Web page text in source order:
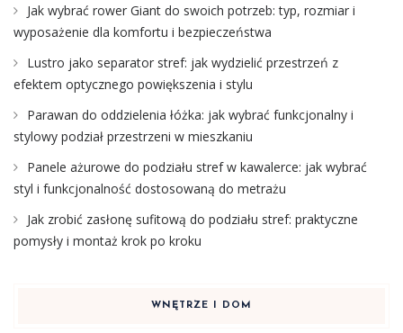
Jak wybrać rower Giant do swoich potrzeb: typ, rozmiar i
wyposażenie dla komfortu i bezpieczeństwa
Lustro jako separator stref: jak wydzielić przestrzeń z
efektem optycznego powiększenia i stylu
Parawan do oddzielenia łóżka: jak wybrać funkcjonalny i
stylowy podział przestrzeni w mieszkaniu
Panele ażurowe do podziału stref w kawalerce: jak wybrać
styl i funkcjonalność dostosowaną do metrażu
Jak zrobić zasłonę sufitową do podziału stref: praktyczne
pomysły i montaż krok po kroku
WNĘTRZE I DOM